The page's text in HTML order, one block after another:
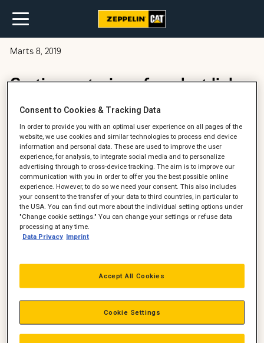
Marts 8, 2019
Gratis montering af product link
VIL DU GERNE VIDE, HVOR,
HVORNÅR OG HVORDAN DIN
MASKINE ARBEJDER?
Vi monterer GRATIS en PRODUCT LINK ENHED på din maskine.
Consent to Cookies & Tracking Data
In order to provide you with an optimal user experience on all pages of the
website, we use cookies and similar technologies to process end device
information and personal data. These are used to improve the user
experience, for analysis, to integrate social media and to personalize
advertising through to cross-device tracking. The aim is to improve our
communication with you in order to offer you the best possible online
experience. However, to do so we need your consent. This also includes
your consent to the transfer of your data to third countries, in particular to
the USA. You can find out more about the individual setting options under
"Change cookie settings." You can change your settings or refuse data
processing at any time.
Data Privacy Imprint
Accept All Cookies
Cookie Settings